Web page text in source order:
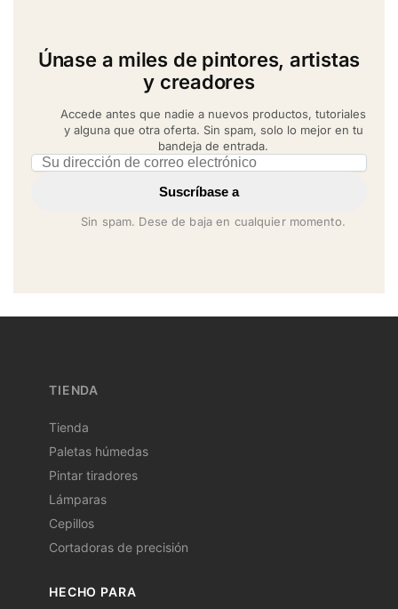
Únase a miles de pintores, artistas
y creadores
Accede antes que nadie a nuevos productos, tutoriales
y alguna que otra oferta. Sin spam, solo lo mejor en tu
bandeja de entrada.
Email address
Suscríbase a
Sin spam. Dese de baja en cualquier momento.
TIENDA
Tienda
Paletas húmedas
Pintar tiradores
Lámparas
Cepillos
Cortadoras de precisión
HECHO PARA